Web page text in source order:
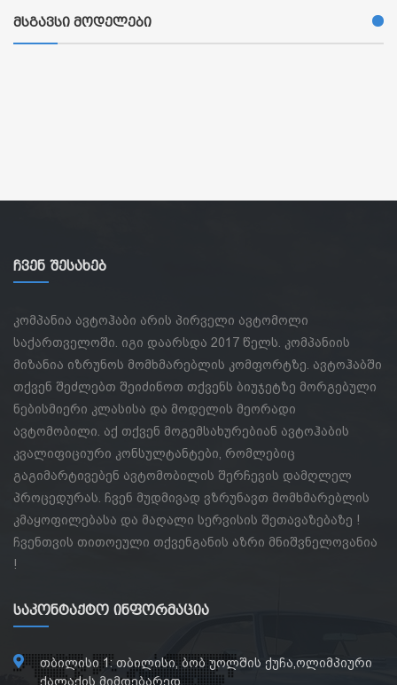
მსგავსი მოდელები
Ჩვენ Შესახებ
კომპანია ავტოჰაბი არის პირველი ავტომოლი
საქართველოში. იგი დაარსდა 2017 წელს. კომპანიის
მიზანია იზრუნოს მომხმარებლის კომფორტზე. ავტოჰაბში
თქვენ შეძლებთ შეიძინოთ თქვენს ბიუჯეტზე მორგებული
ნებისმიერი კლასისა და მოდელის მეორადი
ავტომობილი. აქ თქვენ მოგემსახურებიან ავტოჰაბის
კვალიფიციური კონსულტანტები, რომლებიც
გაგიმარტივებენ ავტომობილის შერჩევის დამღლელ
პროცედურას. ჩვენ მუდმივად ვზრუნავთ მომხმარებლის
კმაყოფილებასა და მაღალი სერვისის შეთავაზებაზე !
ჩვენთვის თითოეული თქვენგანის აზრი მნიშვნელოვანია
!
Საკონტაქტო Ინფორმაცია
თბილისი 1: თბილისი, ბობ უოლშის ქუჩა,ოლიმპიური
ქალაქის მიმდებარედ.